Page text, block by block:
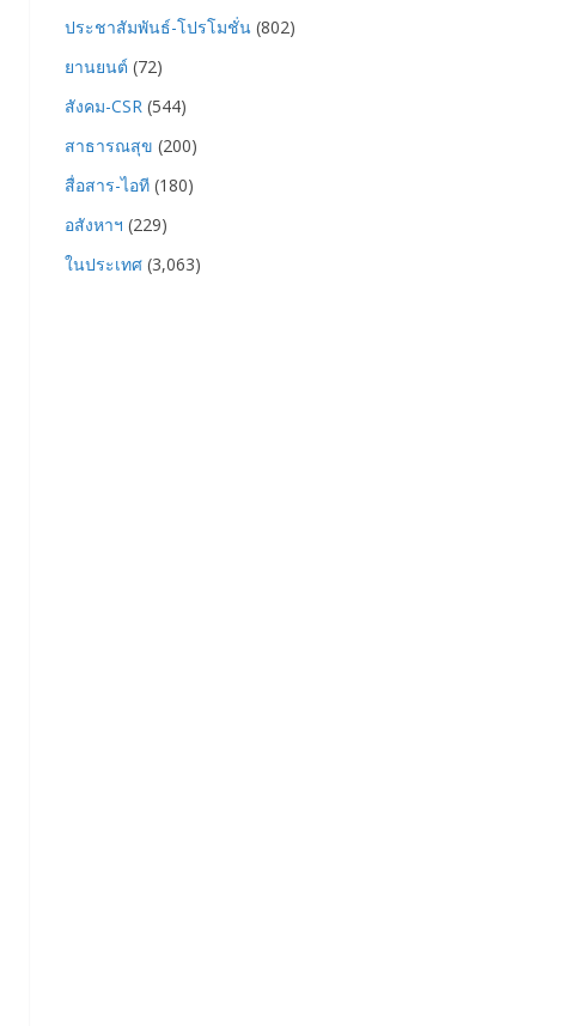
ประชาสัมพันธ์-โปรโมชั่น (802)
ยานยนต์ (72)
สังคม-CSR (544)
สาธารณสุข (200)
สื่อสาร-ไอที (180)
อสังหาฯ (229)
ในประเทศ (3,063)